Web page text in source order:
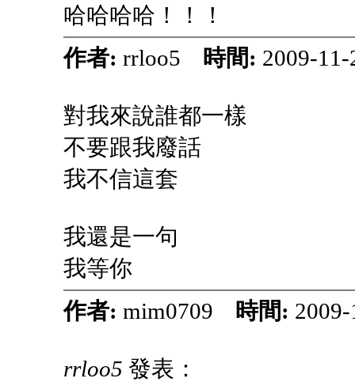
哈哈哈哈！！！
作者: rrloo5 時間: 2009-
對我來說誰都一樣
不要跟我廢話
我不信這套
我還是一句
我等你
作者: mim0709 時間:
rrloo5 發表：